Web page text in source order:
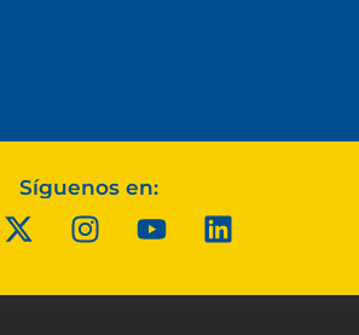
Síguenos en: